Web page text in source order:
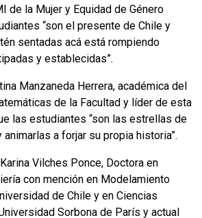
de la Mujer y Equidad de Género
“son el presente de Chile y
sentadas acá está rompiendo
y establecidas”.
Manzaneda Herrera, académica del
de la Facultad y líder de esta
las estudiantes “son las estrellas de
a forjar su propia historia”.
Vilches Ponce, Doctora en
con mención en Modelamiento
de Chile y en Ciencias
Sorbona de París y actual